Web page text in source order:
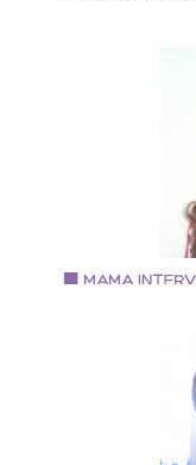
HAPPY
ルタント RYB
方眼ノートト
MagentaK 代
大学卒業後、
製作と販売を
ョップ、美容